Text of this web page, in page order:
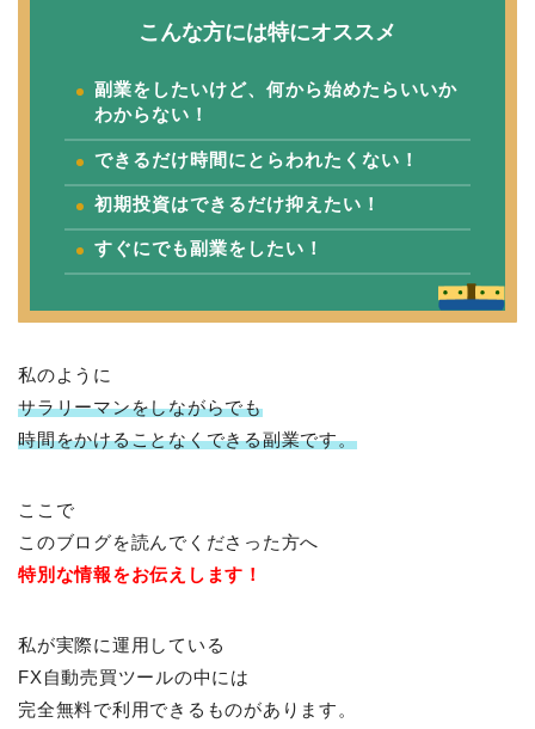
こんな方には特にオススメ
副業をしたいけど、何から始めたらいいか
わからない！
できるだけ時間にとらわれたくない！
初期投資はできるだけ抑えたい！
すぐにでも副業をしたい！
私のように
サラリーマンをしながらでも
時間をかけることなくできる副業です。
ここで
このブログを読んでくださった方へ
特別な情報をお伝えします！
私が実際に運用している
FX自動売買ツールの中には
完全無料で利用できるものがあります。